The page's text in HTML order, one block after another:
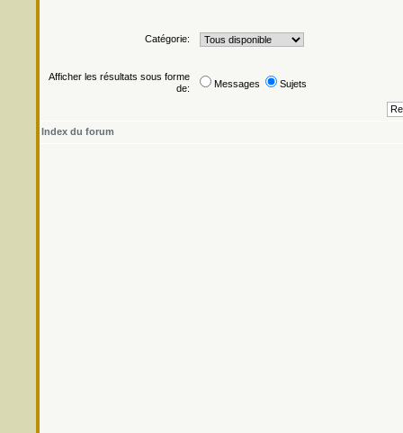
Catégorie:
Afficher les résultats sous forme
de:
Messages Sujets
Index du forum